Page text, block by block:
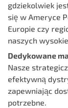
gdziekolwiek
się w Ameryce
Europie czy
naszych
Dedykowane
Nasze
efektywną
zapewniając
potrzebne.